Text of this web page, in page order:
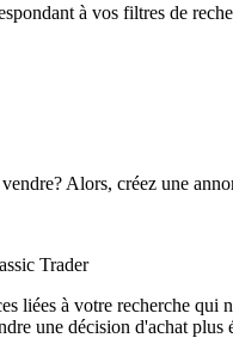
à vos filtres de
Alors, créez une
Trader
liées à votre recherche
une décision d'achat plus